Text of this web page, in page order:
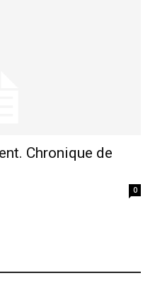
Chronique de
0